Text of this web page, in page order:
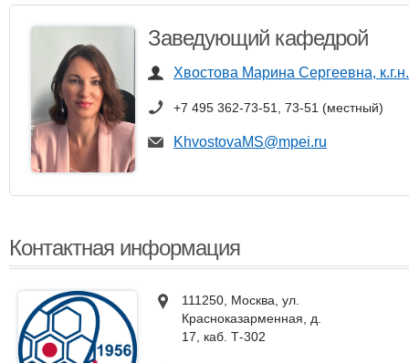
Заведующий кафедрой
Хвостова Марина Сергеевна,
+7 495 362-73-51, 73-51 (местный)
KhvostovaMS@mpei.ru
Контактная информация
111250, Москва, ул.
Красноказарменная, д.
17, каб. Т-302